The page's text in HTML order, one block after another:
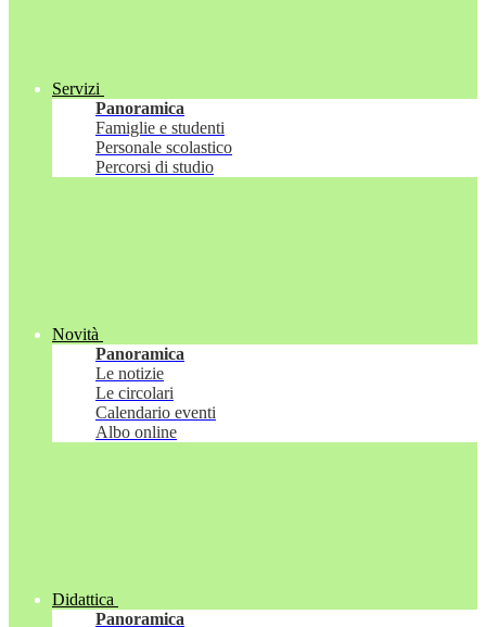
Servizi
Panoramica
Famiglie e studenti
Personale scolastico
Percorsi di studio
Novità
Panoramica
Le notizie
Le circolari
Calendario eventi
Albo online
Didattica
Panoramica